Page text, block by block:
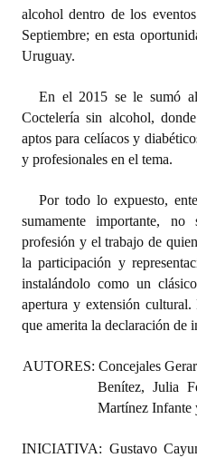
Banca del Vecino - Registro
Antiguos Pobladores - Registro
Reconocimientos - Registro
Entrega de distinciones
REFORMA DE LA CARTA
alcohol dentro de los
Septiembre; en esta
Uruguay.
En el 2015 se le sumó
Coctelería sin alcohol,
aptos para celíacos y
y profesionales en el tema.
Por todo lo expuesto,
sumamente importante,
profesión y el trabajo de
la participación y
instalándolo como un
apertura y extensión cultural.
que amerita la declaración de
AUTORES: Concejales
Benítez, Julia
Martínez Infante
INICIATIVA: Gustavo